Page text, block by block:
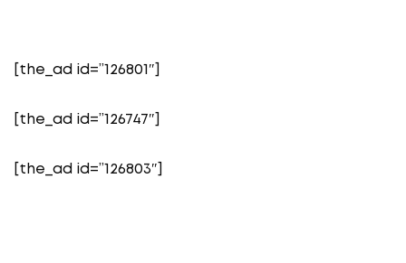
[the_ad id=”126801″]
[the_ad id=”126747″]
[the_ad id=”126803″]